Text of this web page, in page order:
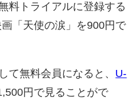
料トライアルに登録する
「天使の涙」を900円で
て無料会員になると、 U-
円で見ることがで